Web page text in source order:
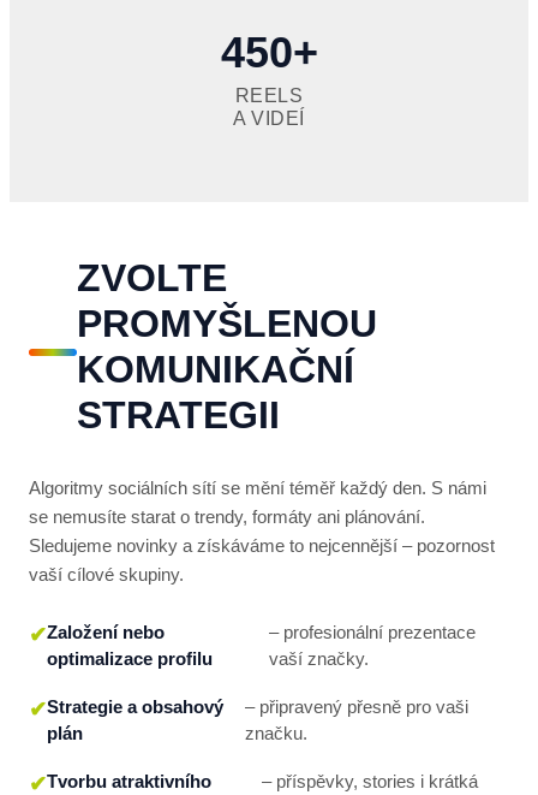
450+
REELS
A VIDEÍ
ZVOLTE
PROMYŠLENOU
KOMUNIKAČNÍ
STRATEGII
Algoritmy sociálních sítí se mění téměř každý den. S námi
se nemusíte starat o trendy, formáty ani plánování.
Sledujeme novinky a získáváme to nejcennější – pozornost
vaší cílové skupiny.
Založení nebo
optimalizace profilu
– profesionální prezentace
vaší značky.
Strategie a obsahový
plán
– připravený přesně pro vaši
značku.
Tvorbu atraktivního
– příspěvky, stories i krátká